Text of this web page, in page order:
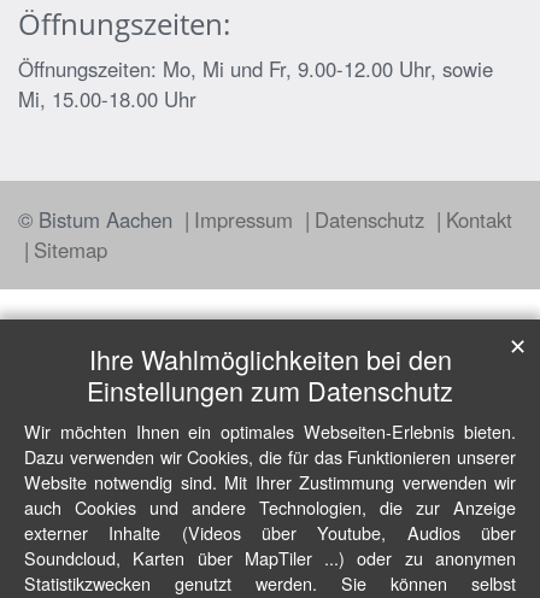
Öffnungszeiten:
Öffnungszeiten: Mo, Mi und Fr, 9.00-12.00 Uhr, sowie
Mi, 15.00-18.00 Uhr
© Bistum Aachen Impressum Datenschutz
Kontakt
Sitemap
Ihre Wahlmöglichkeiten bei den
Einstellungen zum Datenschutz
Wir möchten Ihnen ein optimales Webseiten-Erlebnis bieten.
Dazu verwenden wir Cookies, die für das Funktionieren unserer
Website notwendig sind. Mit Ihrer Zustimmung verwenden wir
auch Cookies und andere Technologien, die zur Anzeige
externer Inhalte (Videos über Youtube, Audios über
Soundcloud, Karten über MapTiler ...) oder zu anonymen
Statistikzwecken genutzt werden. Sie können selbst
✕